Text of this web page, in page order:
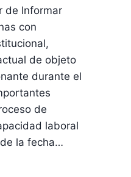
de Informar
con
de objeto
durante el
de
laboral
la fecha…